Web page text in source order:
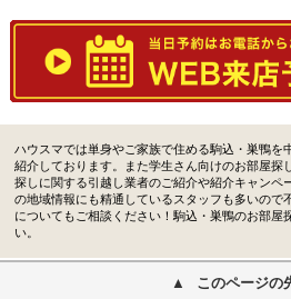
ハウスマでは単身やご家族で住める駒込・巣鴨を
紹介しております。また学生さん向けのお部屋探
探しに関する引越し業者のご紹介や紹介キャンペ
の地域情報にも精通しているスタッフも多いので
についてもご相談ください！駒込・巣鴨のお部屋
い。
このページの